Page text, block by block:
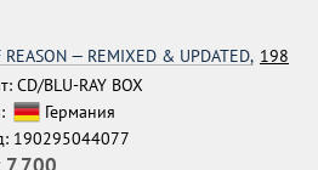
REASON — REMIXED & UPDATED, 1987
CD/BLU-RAY BOX
Германия
190295044077